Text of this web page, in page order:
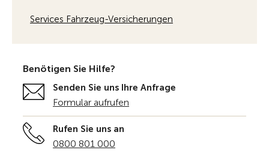
Services Fahrzeug-Versicherungen
Benötigen Sie Hilfe?
Senden Sie uns Ihre Anfrage
Formular aufrufen
Rufen Sie uns an
0800 801 000